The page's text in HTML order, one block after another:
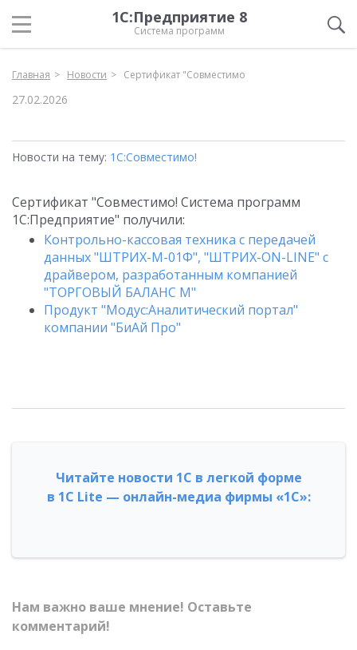
1С:Предприятие 8
Система программ
Главная Новости Сертификат "Совместимо
27.02.2026
Новости на тему: 1С:Совместимо!
Сертификат "Совместимо! Система программ
1С:Предприятие" получили:
Контрольно-кассовая техника с передачей
данных "ШТРИХ-М-01Ф", "ШТРИХ-ON-LINE" с
драйвером, разработанным компанией
"ТОРГОВЫЙ БАЛАНС М"
Продукт "Модус:Аналитический портал"
компании "БиАй Про"
Читайте новости 1С в легкой форме
в 1С Lite — онлайн-медиа фирмы «1С»:
Нам важно ваше мнение! Оставьте
комментарий!